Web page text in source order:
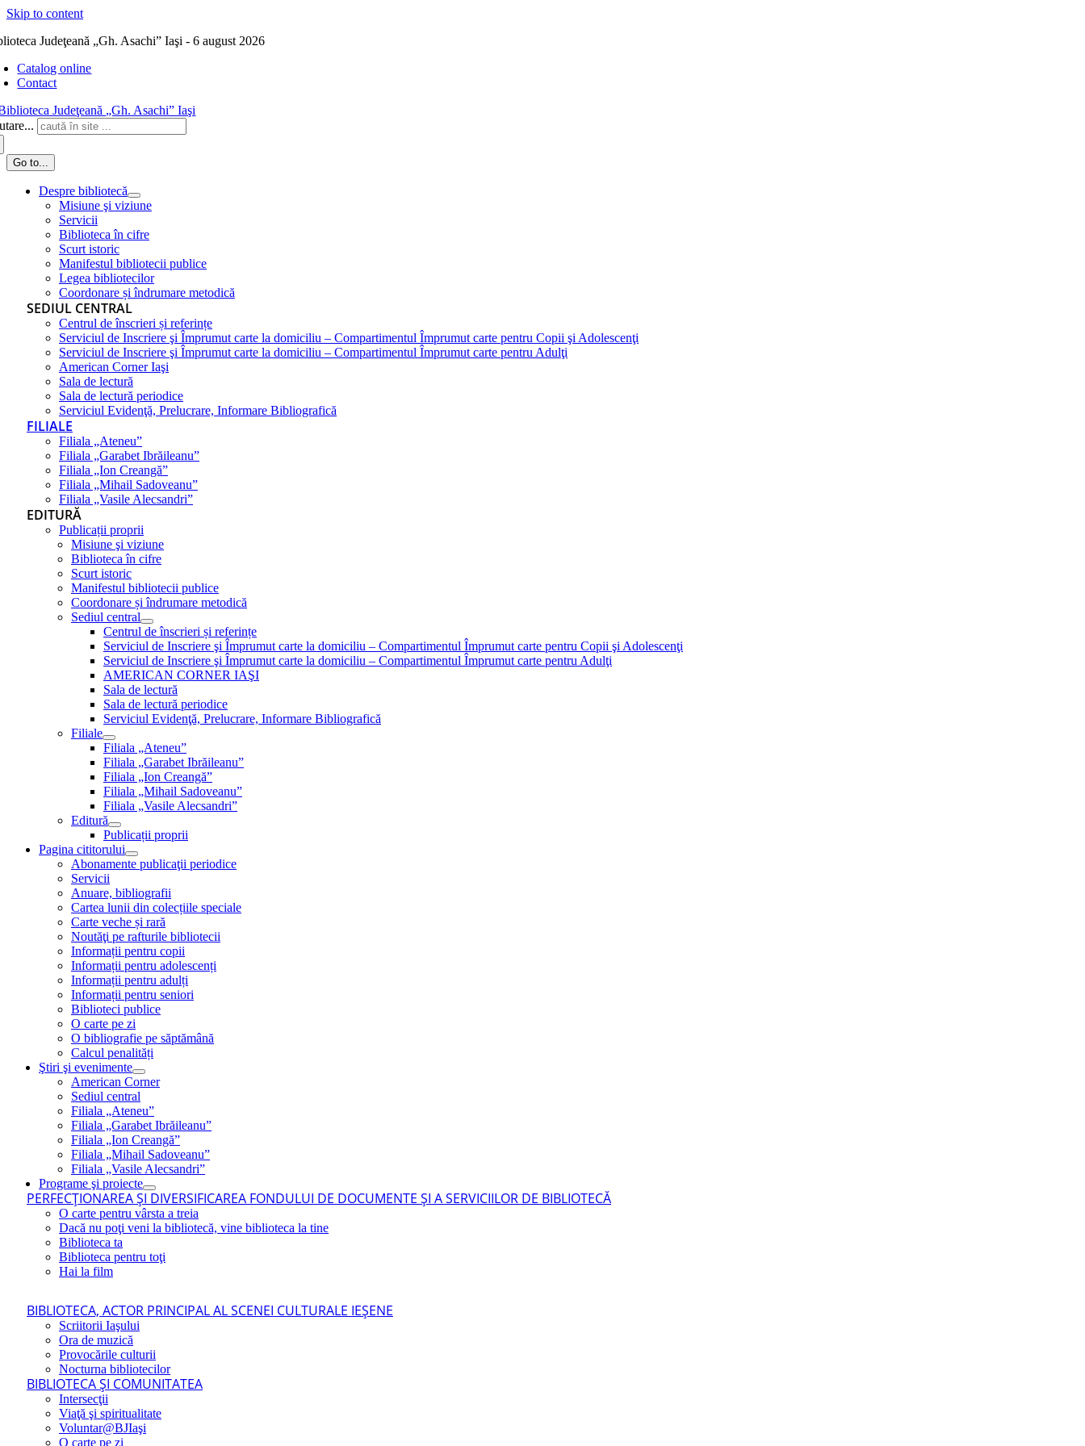
Skip to content
Judeţeană „Gh. Asachi” Iaşi - 6 august 2026
Catalog online
Contact
Go to...
Despre bibliotecă
Misiune şi viziune
Servicii
Biblioteca în cifre
Scurt istoric
Manifestul bibliotecii publice
Legea bibliotecilor
Coordonare și îndrumare metodică
SEDIUL CENTRAL
Centrul de înscrieri și referințe
Serviciul de Inscriere şi Împrumut carte la domiciliu – Compartimentul Împrumut carte pentru Copii şi Adolescenţi
Serviciul de Inscriere şi Împrumut carte la domiciliu – Compartimentul Împrumut carte pentru Adulţi
American Corner Iaşi
Sala de lectură
Sala de lectură periodice
Serviciul Evidenţă, Prelucrare, Informare Bibliografică
FILIALE
Filiala „Ateneu”
Filiala „Garabet Ibrăileanu”
Filiala „Ion Creangă”
Filiala „Mihail Sadoveanu”
Filiala „Vasile Alecsandri”
EDITURĂ
Publicații proprii
Misiune şi viziune
Biblioteca în cifre
Scurt istoric
Manifestul bibliotecii publice
Coordonare și îndrumare metodică
Sediul central
Centrul de înscrieri și referințe
Serviciul de Inscriere şi Împrumut carte la domiciliu – Compartimentul Împrumut carte pentru Copii şi Adolescenţi
Serviciul de Inscriere şi Împrumut carte la domiciliu – Compartimentul Împrumut carte pentru Adulţi
AMERICAN CORNER IAŞI
Sala de lectură
Sala de lectură periodice
Serviciul Evidenţă, Prelucrare, Informare Bibliografică
Filiale
Filiala „Ateneu”
Filiala „Garabet Ibrăileanu”
Filiala „Ion Creangă”
Filiala „Mihail Sadoveanu”
Filiala „Vasile Alecsandri”
Editură
Publicații proprii
Pagina cititorului
Abonamente publicaţii periodice
Servicii
Anuare, bibliografii
Cartea lunii din colecțiile speciale
Carte veche și rară
Noutăţi pe rafturile bibliotecii
Informații pentru copii
Informații pentru adolescenți
Informații pentru adulți
Informații pentru seniori
Biblioteci publice
O carte pe zi
O bibliografie pe săptămână
Calcul penalități
Ştiri şi evenimente
American Corner
Sediul central
Filiala „Ateneu”
Filiala „Garabet Ibrăileanu”
Filiala „Ion Creangă”
Filiala „Mihail Sadoveanu”
Filiala „Vasile Alecsandri”
Programe şi proiecte
PERFECŢIONAREA ŞI DIVERSIFICAREA FONDULUI DE DOCUMENTE ŞI A SERVICIILOR DE BIBLIOTECĂ
O carte pentru vârsta a treia
Dacă nu poţi veni la bibliotecă, vine biblioteca la tine
Biblioteca ta
Biblioteca pentru toţi
Hai la film
BIBLIOTECA, ACTOR PRINCIPAL AL SCENEI CULTURALE IEŞENE
Scriitorii Iaşului
Ora de muzică
Provocările culturii
Nocturna bibliotecilor
BIBLIOTECA ŞI COMUNITATEA
Intersecţii
Viaţă şi spiritualitate
Voluntar@BJIaşi
O carte pe zi